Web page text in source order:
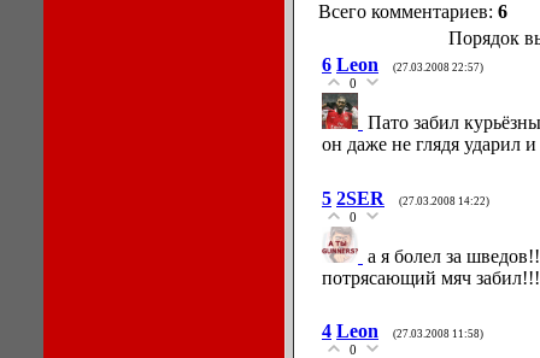
Всего комментариев: 6
Порядок
6 Leon (27.03.2008 22:57)
0
Пато забил
он даже не глядя ударил
5 2SER (27.03.2008 14:22)
0
а я болел за
потрясающий мяч забил!!!
4 Leon (27.03.2008 11:58)
0